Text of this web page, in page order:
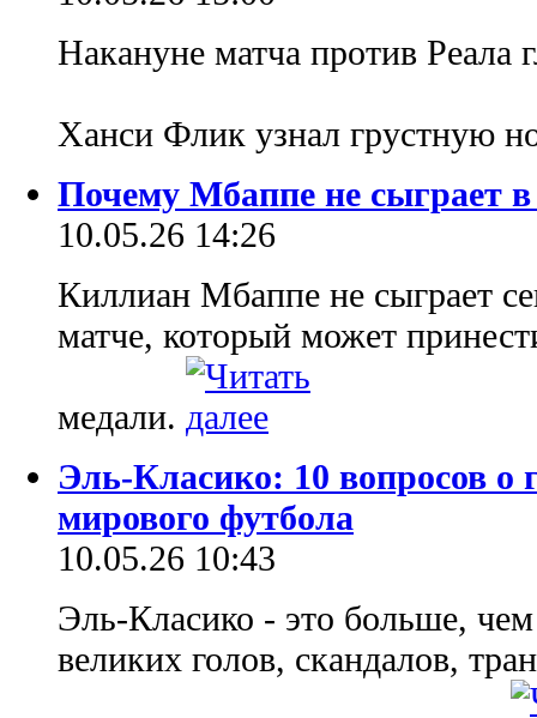
Накануне матча против Реала
Ханси Флик узнал грустную
Почему Мбаппе не сыграет
10.05.26 14:26
Киллиан Мбаппе не сыграет
матче, который может
медали.
Эль-Класико: 10 вопросов о
мирового футбола
10.05.26 10:43
Эль-Класико - это больше,
великих голов, скандалов,